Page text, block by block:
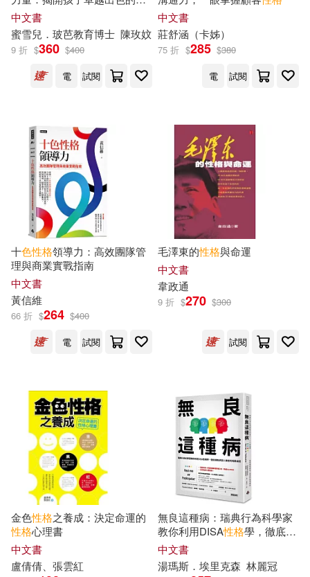
日本寶庫社(93)
漂亮家居編輯部(92)
世一文化編輯群(88) bov(85)
バルタン(85)
田尾裸べっちー(84)
田畠裕基(82)
出品人：騷耳(81)
克・亞樹(80)
編寫委員會(80)
（英）喬納森·斯威夫特(75)
GLORY QUEST(73)
YUUKI HB(73)
カニトマト(73) 司馬彥(73)
中信出版社(541)
中國經濟出版社(516)
台灣東販(516)
中國政法大學出版社(507)
經濟管理出版社(486)
北京科學技術出版社(480)
上海人民出版社(467)
長鴻出版社(460)
華中科技大學出版社(459)
山田社(457)
上海交通大學出版社(450)
鍵!培養心理韌性、樂觀態度和
全人精神
中文書
蜜雪兒．玻芭教育博士 陳玫妏
9 折 $360 $400
電
試閱
中文書
莊舒涵（卡姊）
75 折 $285 $380
電
試閱
十色性格領導力：高效團隊管
理與商業實戰指南
中文書
黃信維
66 折 $264 $400
電
試閱
毛澤東的性格與命運
中文書
韋政通
9 折 $270 $300
試閱
金色性格之養成：決定命運的
性格心理書
中文書
盧倩倩、張雲紅
無良這種病：瑞典行為科學家
教你利用DISA性格學，徹底擺
脫病態人格者的暗黑操控(附贈
「秒懂DISA性格 學與病態人格
的暗黑操縱術!」彩色拉頁)
中文書
湯瑪斯．埃里克森 林麗冠